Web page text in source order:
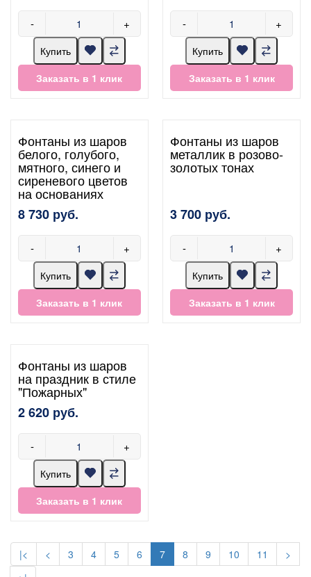
- +
Купить
Заказать в 1 клик
- +
Купить
Заказать в 1 клик
Фонтаны из шаров
белого, голубого,
мятного, синего и
сиреневого цветов
на основаниях
8 730 руб.
- +
Купить
Заказать в 1 клик
Фонтаны из шаров
металлик в розово-
золотых тонах
3 700 руб.
- +
Купить
Заказать в 1 клик
Фонтаны из шаров
на праздник в стиле
"Пожарных"
2 620 руб.
- +
Купить
Заказать в 1 клик
|< < 3 4 5 6 7 8 9 10 11
>